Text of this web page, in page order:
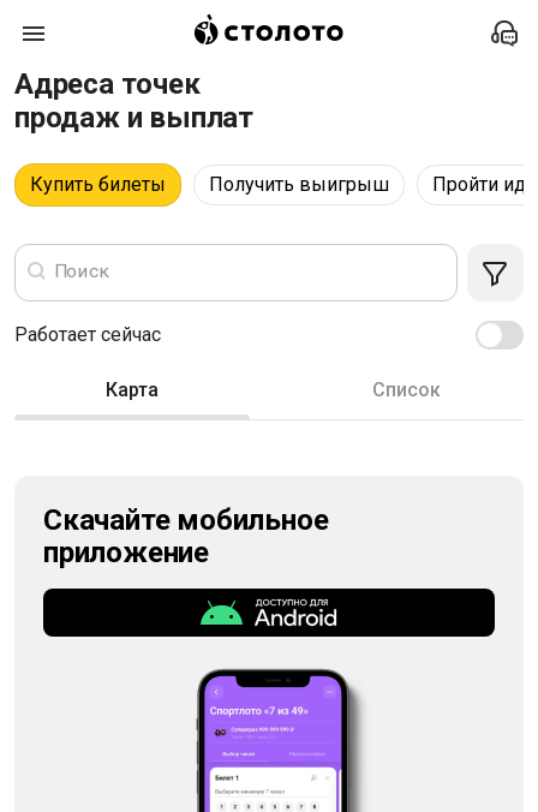
Адреса точек
продаж и выплат
Купить билеты Получить выигрыш Пройти
Поиск
Работает сейчас
Карта Список
Cкачайте мобильное
приложение